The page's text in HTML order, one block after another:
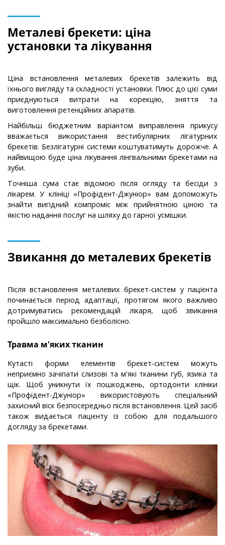
Металеві брекети: ціна
установки та лікування
Ціна встановлення металевих брекетів залежить від
їхнього вигляду та складності установки. Плюс до цієї суми
приєднуються витрати на корекцію, зняття та
виготовлення ретенційних апаратів.
Найбільш бюджетним варіантом виправлення прикусу
вважається використання вестибулярних лігатурних
брекетів. Безлігатурні системи коштуватимуть дорожче. А
найвищою буде ціна лікування лінгвальними брекетами на
зуби.
Точніша сума стає відомою після огляду та бесіди з
лікарем. У клініці «Профідент-Джуніор» вам допоможуть
знайти вигідний компроміс між прийнятною ціною та
якістю надання послуг на шляху до гарної усмішки.
Звикання до металевих брекетів
Після встановлення металевих брекет-систем у пацієнта
починається період адаптації, протягом якого важливо
дотримуватись рекомендацій лікаря, щоб звикання
пройшло максимально безболісно.
Травма м'яких тканин
Кутасті форми елементів брекет-систем можуть
неприємно зачіпати слизові та м'які тканини губ, язика та
щік. Щоб уникнути їх пошкоджень, ортодонти клініки
«Профідент-Джуніор» використовують спеціальний
захисний віск безпосередньо після встановлення. Цей засіб
також видається пацієнту із собою для подальшого
догляду за брекетами.